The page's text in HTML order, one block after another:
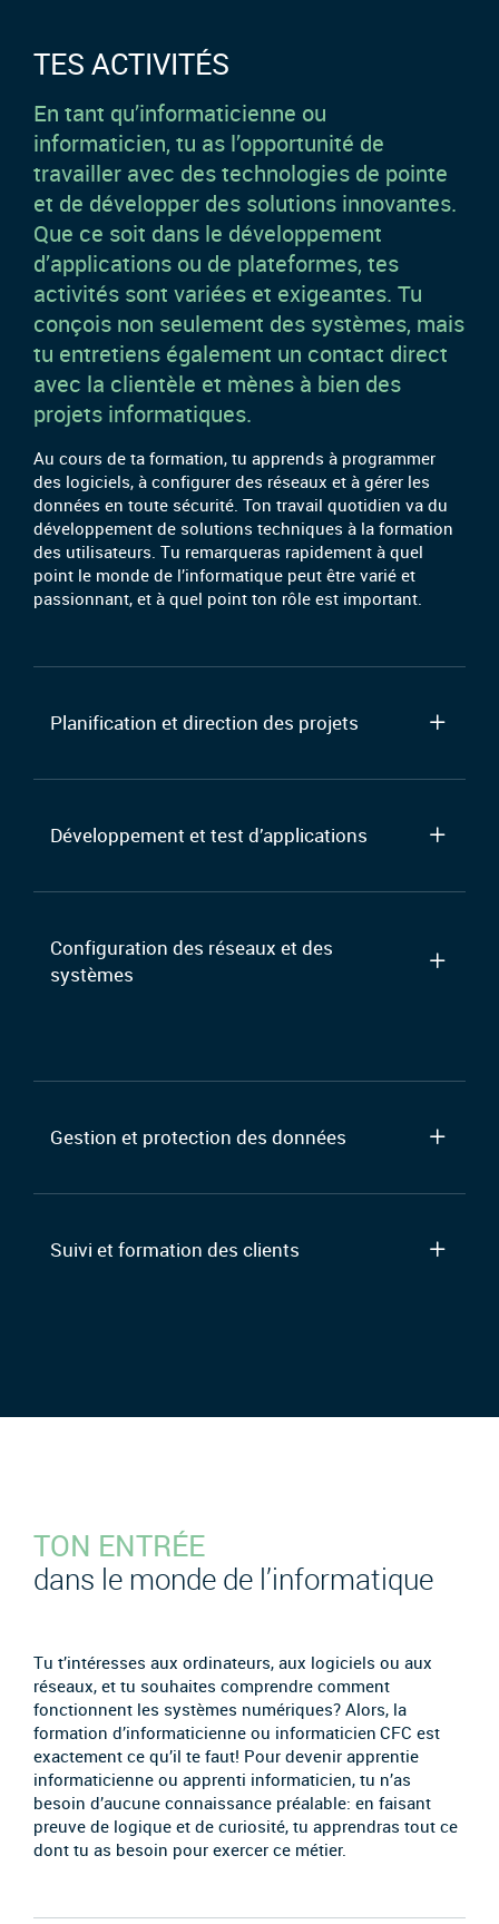
TES ACTIVITÉS
En tant qu’informaticienne ou
informaticien, tu as l’opportunité de
travailler avec des technologies de pointe
et de développer des solutions innovantes.
Que ce soit dans le développement
d’applications ou de plateformes, tes
activités sont variées et exigeantes. Tu
conçois non seulement des systèmes, mais
tu entretiens également un contact direct
avec la clientèle et mènes à bien des
projets informatiques.
Au cours de ta formation, tu apprends à programmer
des logiciels, à configurer des réseaux et à gérer les
données en toute sécurité. Ton travail quotidien va du
développement de solutions techniques à la formation
des utilisateurs. Tu remarqueras rapidement à quel
point le monde de l’informatique peut être varié et
passionnant, et à quel point ton rôle est important.
Planification et direction des projets
Développement et test d’applications
Configuration des réseaux et des
systèmes
Gestion et protection des données
Suivi et formation des clients
TON ENTRÉE
dans le monde de l’informatique
Tu t’intéresses aux ordinateurs, aux logiciels ou aux
réseaux, et tu souhaites comprendre comment
fonctionnent les systèmes numériques? Alors, la
formation d’informaticienne ou informaticien CFC est
exactement ce qu’il te faut! Pour devenir apprentie
informaticienne ou apprenti informaticien, tu n’as
besoin d’aucune connaissance préalable: en faisant
preuve de logique et de curiosité, tu apprendras tout ce
dont tu as besoin pour exercer ce métier.